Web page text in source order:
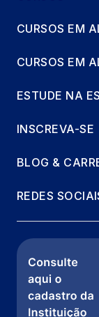
36 horas
CURSOS EM
CURSOS EM
ESTUDE NA
INSCREVA-SE
BLOG &
REDES